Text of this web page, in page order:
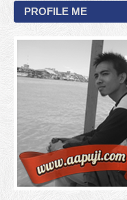
PROFILE ME